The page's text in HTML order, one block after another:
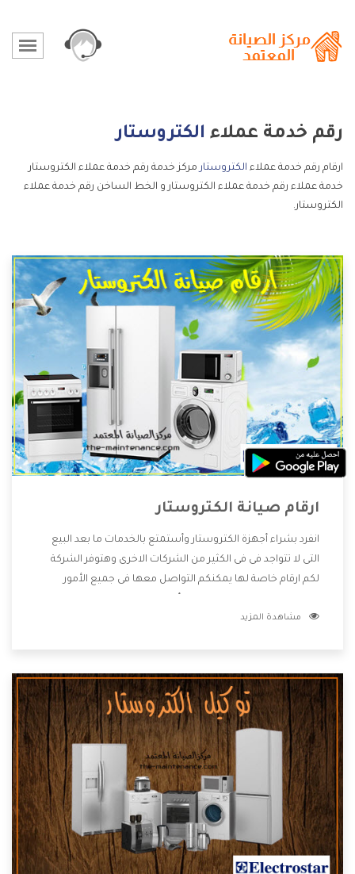
رقم خدمة عملاء الكتروستار
ارقام رقم خدمة عملاء الكتروستار مركز خدمة رقم خدمة عملاء الكتروستار
خدمة عملاء رقم خدمة عملاء الكتروستار و الخط الساخن رقم خدمة عملاء
الكتروستار.
ارقام صيانة الكتروستار
انفرد بشراء أجهزة الكتروستار وأستمتع بالخدمات ما بعد البيع
التى لا تتواجد فى فى الكثير من الشركات الاخرى وهتوفر الشركة
لكم ارقام خاصة لها يمكنكم التواصل معها فى جميع الأمور
العملاء من خلال العروض والخصومات التى تتقدم لكم .
مشاهدة المزيد